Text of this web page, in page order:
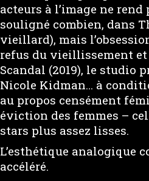
acteurs à l’image ne
souligné combien, dans
vieillard), mais
refus du vieillissement et
Scandal (2019), le studio
Nicole Kidman… à
au propos censément
éviction des femmes –
stars plus assez lisses.
L’esthétique analogique
accéléré.